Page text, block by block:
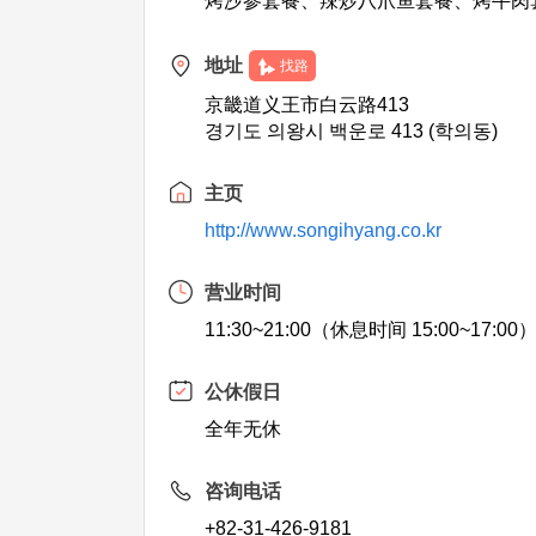
地址 找路
京畿道义王市白云路413
경기도 의왕시 백운로 413 (학의동)
主页
http://www.songihyang.co.kr
营业时间
11:30~21:00（休息时间 15:00~17:00
公休假日
全年无休
咨询电话
+82-31-426-9181